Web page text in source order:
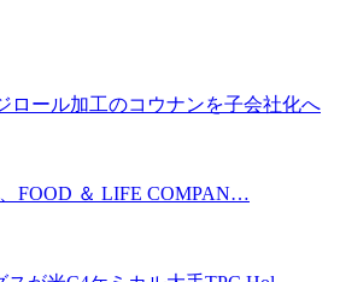
ロール加工のコウナンを子会社化へ
FOOD ＆ LIFE COMPAN…